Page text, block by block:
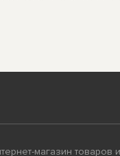
магазин